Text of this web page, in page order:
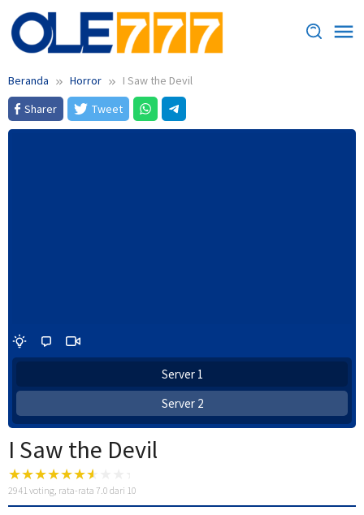
Loncat
ke
konten
Beranda Horror
I Saw the Devil
Sharer
Tweet
Server 1
Server 2
I Saw the Devil
2941 voting, rata-rata 7.0 dari 10